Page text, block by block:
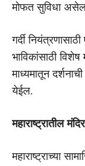
मोफत सुविधा
गर्दी
भाविकांसाठी
माध्यमातून
येईल.
महाराष्ट्रातील
महाराष्ट्राच्या